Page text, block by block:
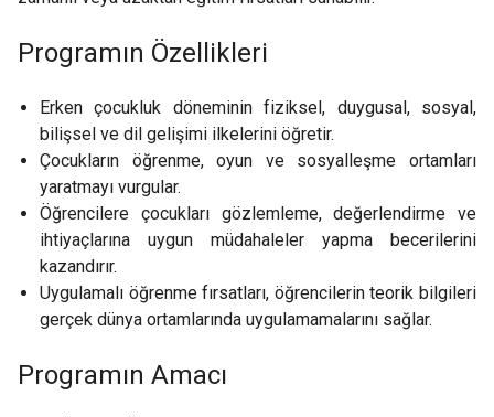
Programın Özellikleri
Erken çocukluk döneminin fiziksel, duygusal, sosyal,
bilişsel ve dil gelişimi ilkelerini öğretir.
Çocukların öğrenme, oyun ve sosyalleşme ortamları
yaratmayı vurgular.
Öğrencilere çocukları gözlemleme, değerlendirme ve
ihtiyaçlarına uygun müdahaleler yapma becerilerini
kazandırır.
Uygulamalı öğrenme fırsatları, öğrencilerin teorik bilgileri
gerçek dünya ortamlarında uygulamamalarını sağlar.
Programın Amacı